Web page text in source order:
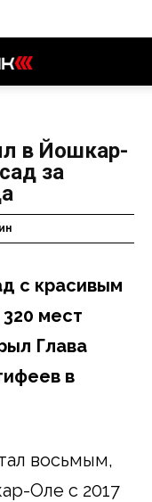
в Йошкар-
за
с красивым
мест
Глава
в
восьмым,
Оле с 2017